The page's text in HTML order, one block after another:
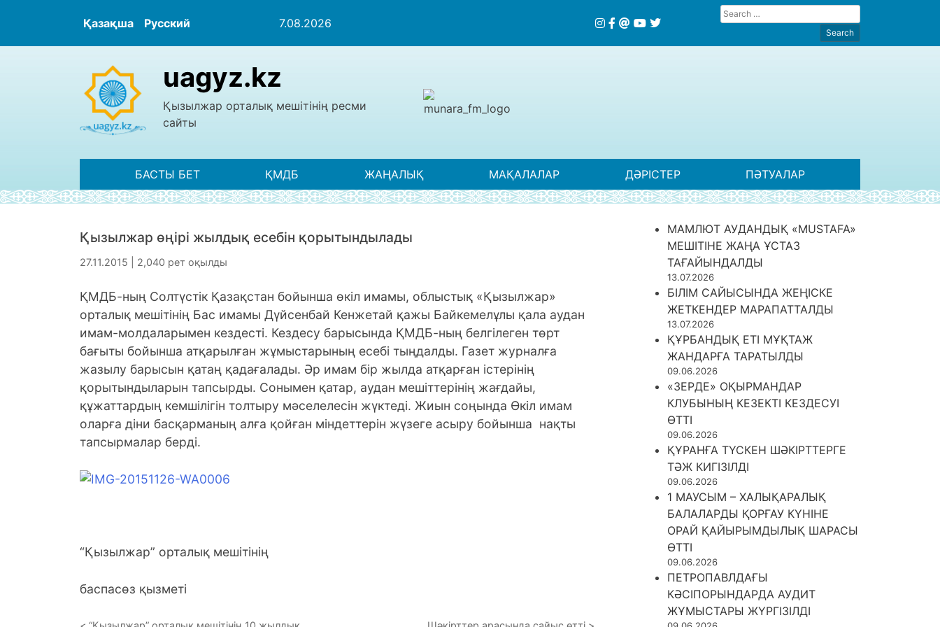
Қазақша Русский 7.08.2026
uagyz.kz
Қызылжар орталық мешітінің ресми
сайты
БАСТЫ БЕТ ҚМДБ ЖАҢАЛЫҚ МАҚАЛАЛАР ДӘРІСТЕР ПӘТУАЛАР
Қызылжар өңірі жылдық есебін қорытындылады
27.11.2015 | 2,040 рет оқылды
ҚМДБ-ның Солтүстік Қазақстан бойынша өкіл имамы, облыстық «Қызылжар»
орталық мешітінің Бас имамы Дүйсенбай Кенжетай қажы Байкемелұлы қала аудан
имам-молдаларымен кездесті. Кездесу барысында ҚМДБ-ның белгілеген төрт
бағыты бойынша атқарылған жұмыстарының есебі тыңдалды. Газет журналға
жазылу барысын қатаң қадағалады. Әр имам бір жылда атқарған істерінің
қорытындыларын тапсырды. Сонымен қатар, аудан мешіттерінің жағдайы,
құжаттардың кемшілігін толтыру мәселелесін жүктеді. Жиын соңында Өкіл имам
оларға діни басқарманың алға қойған міндеттерін жүзеге асыру бойынша нақты
тапсырмалар берді.
“Қызылжар” орталық мешітінің
баспасөз қызметі
МАМЛЮТ АУДАНДЫҚ «MUSTAFA»
МЕШІТІНЕ ЖАҢА ҰСТАЗ
ТАҒАЙЫНДАЛДЫ
13.07.2026
БІЛІМ САЙЫСЫНДА ЖЕҢІСКЕ
ЖЕТКЕНДЕР МАРАПАТТАЛДЫ
13.07.2026
ҚҰРБАНДЫҚ ЕТІ МҰҚТАЖ
ЖАНДАРҒА ТАРАТЫЛДЫ
09.06.2026
«ЗЕРДЕ» ОҚЫРМАНДАР
КЛУБЫНЫҢ КЕЗЕКТІ КЕЗДЕСУІ
ӨТТІ
09.06.2026
ҚҰРАНҒА ТҮСКЕН ШӘКІРТТЕРГЕ
ТӘЖ КИГІЗІЛДІ
09.06.2026
1 МАУСЫМ – ХАЛЫҚАРАЛЫҚ
БАЛАЛАРДЫ ҚОРҒАУ КҮНІНЕ
ОРАЙ ҚАЙЫРЫМДЫЛЫҚ ШАРАСЫ
ӨТТІ
09.06.2026
ПЕТРОПАВЛДАҒЫ
КӘСІПОРЫНДАРДА АУДИТ
ЖҰМЫСТАРЫ ЖҮРГІЗІЛДІ